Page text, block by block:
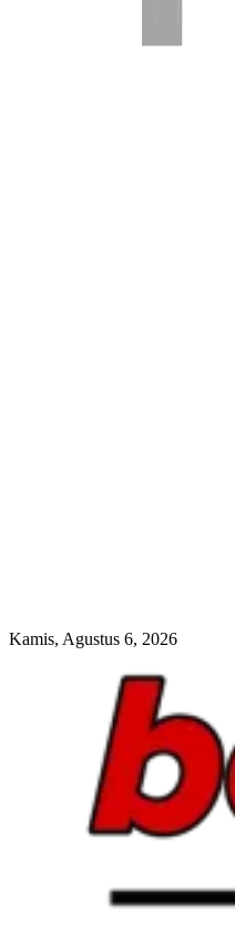
Kamis, Agustus 6, 2026